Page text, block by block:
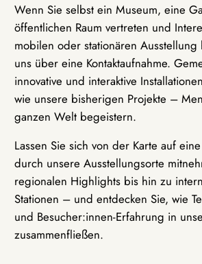
Wenn Sie selbst ein Museum, eine
öffentlichen Raum vertreten und
mobilen oder stationären
uns über eine Kontaktaufnahme.
innovative und interaktive
wie unsere bisherigen Projekte –
ganzen Welt begeistern.
Lassen Sie sich von der Karte auf
durch unsere Ausstellungsorte
regionalen Highlights bis hin zu
Stationen – und entdecken Sie, wie
und Besucher:innen-Erfahrung in
zusammenfließen.